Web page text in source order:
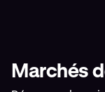
Marchés